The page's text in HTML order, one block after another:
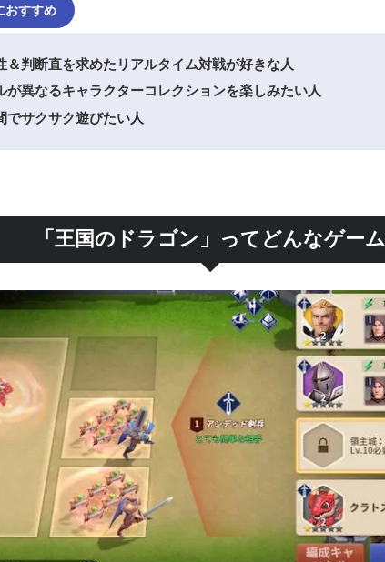
おすすめ
＆判断直を求めたリアルタイム対戦が好きな人
が異なるキャラクターコレクションを楽しみたい人
でサクサク遊びたい人
「王国のドラゴン」ってどんなゲーム